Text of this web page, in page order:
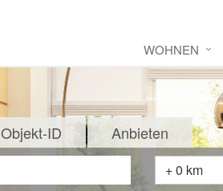
WOHNEN
Objekt-ID Anbieten
+ 0 km